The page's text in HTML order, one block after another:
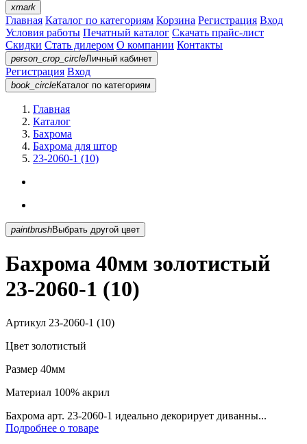
xmark
Главная Каталог по категориям Корзина Регистрация Вход
Условия работы Печатный каталог Скачать прайс-лист
Скидки Стать дилером О компании Контакты
person_crop_circleЛичный кабинет
Регистрация Вход
book_circleКаталог по категориям
Главная
Каталог
Бахрома
Бахрома для штор
23-2060-1 (10)
paintbrush Выбрать другой цвет
Бахрома 40мм золотистый
23-2060-1 (10)
Артикул 23-2060-1 (10)
Цвет золотистый
Размер 40мм
Материал 100% акрил
Бахрома арт. 23-2060-1 идеально декорирует диванны...
Подробнее о товаре